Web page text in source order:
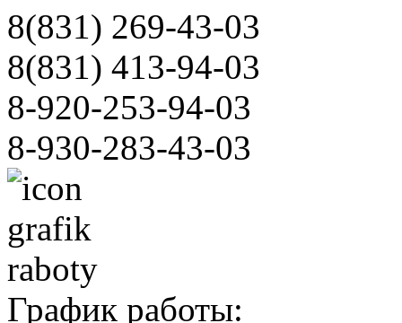
8(831) 269-43-03
8(831) 413-94-03
8-920-253-94-03
8-930-283-43-03
График работы: